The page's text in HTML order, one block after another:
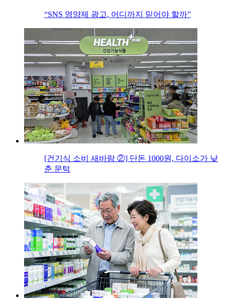
“SNS 영양제 광고, 어디까지 믿어야 할까”
[건기식 소비 새바람 ②] 단돈 1000원, 다이소가 낮
춘 문턱